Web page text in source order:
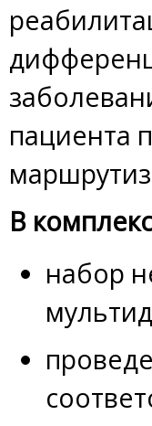
пациента
В
набор